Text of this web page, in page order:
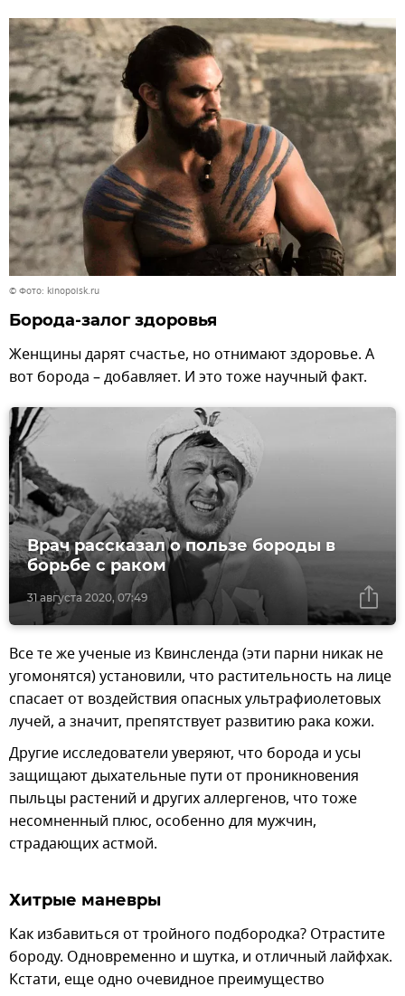
© Фото: kinopoisk.ru
Борода-залог здоровья
Женщины дарят счастье, но отнимают здоровье. А
вот борода – добавляет. И это тоже научный факт.
31 августа 2020, 07:49
Врач рассказал о пользе бороды в
борьбе с раком
Все те же ученые из Квинсленда (эти парни никак не
угомонятся) установили, что растительность на лице
спасает от воздействия опасных ультрафиолетовых
лучей, а значит, препятствует развитию рака кожи.
Другие исследователи уверяют, что борода и усы
защищают дыхательные пути от проникновения
пыльцы растений и других аллергенов, что тоже
несомненный плюс, особенно для мужчин,
страдающих астмой.
Хитрые маневры
Как избавиться от тройного подбородка? Отрастите
бороду. Одновременно и шутка, и отличный лайфхак.
Кстати, еще одно очевидное преимущество